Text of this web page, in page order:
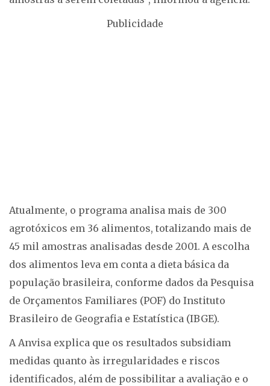
Publicidade
Atualmente, o programa analisa mais de 300
agrotóxicos em 36 alimentos, totalizando mais de
45 mil amostras analisadas desde 2001. A escolha
dos alimentos leva em conta a dieta básica da
população brasileira, conforme dados da Pesquisa
de Orçamentos Familiares (POF) do Instituto
Brasileiro de Geografia e Estatística (IBGE).
A Anvisa explica que os resultados subsidiam
medidas quanto às irregularidades e riscos
identificados, além de possibilitar a avaliação e o